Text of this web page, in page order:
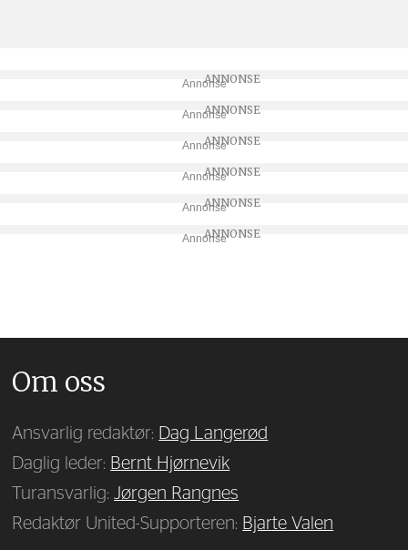
Annonse
Annonse
Annonse
Annonse
Annonse
Annonse
Om oss
Ansvarlig redaktør: Dag Langerød
Daglig leder: Bernt Hjørnevik
Turansvarlig:Jørgen Rangnes
Redaktør United-Supporteren: Bjarte Valen